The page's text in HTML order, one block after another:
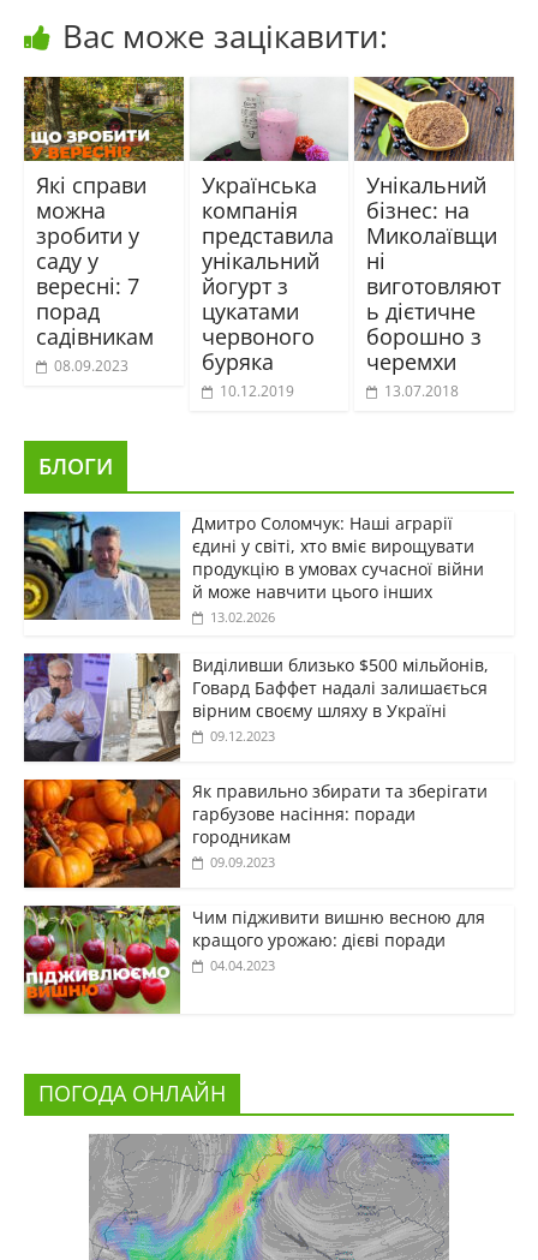
Вас може зацікавити:
Які справи
можна
зробити у
саду у
вересні: 7
порад
садівникам
08.09.2023
Українська
компанія
представила
унікальний
йогурт з
цукатами
червоного
буряка
10.12.2019
Унікальний
бізнес: на
Миколаївщи
ні
виготовляют
ь дієтичне
борошно з
черемхи
13.07.2018
БЛОГИ
Дмитро Соломчук: Наші аграрії
єдині у світі, хто вміє вирощувати
продукцію в умовах сучасної війни
й може навчити цього інших
13.02.2026
Виділивши близько $500 мільйонів,
Говард Баффет надалі залишається
вірним своєму шляху в Україні
09.12.2023
Як правильно збирати та зберігати
гарбузове насіння: поради
городникам
09.09.2023
Чим підживити вишню весною для
кращого урожаю: дієві поради
04.04.2023
ПОГОДА ОНЛАЙН